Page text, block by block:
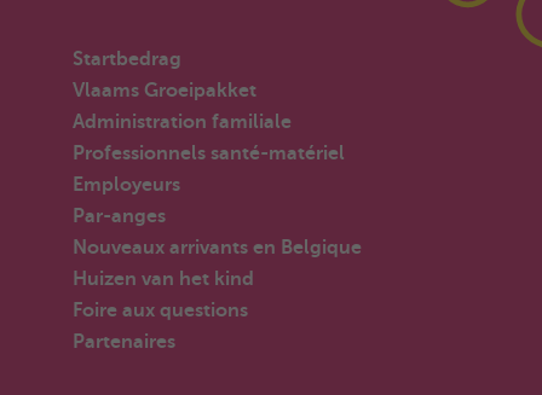
Startbedrag
Vlaams Groeipakket
Administration familiale
Professionnels santé-matériel
Employeurs
Par-anges
Nouveaux arrivants en Belgique
Huizen van het kind
Foire aux questions
Partenaires